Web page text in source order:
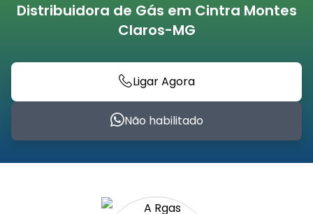
Distribuidora de Gás em Cintra Montes
Claros-MG
Ligar Agora
Não habilitado